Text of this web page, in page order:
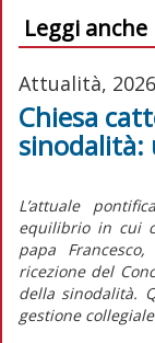
Leggi anche
Attualità,
Chiesa
sinodalità:
L’attuale
equilibrio in cui
papa
ricezione del
della sinodalità.
gestione